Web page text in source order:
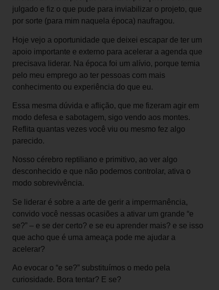
julgado e fiz o que pude para inviabilizar o projeto, que
por sorte (para mim naquela época) naufragou.
Hoje vejo a oportunidade que deixei escapar de ter um
apoio importante e externo para acelerar a agenda que
precisava liderar. Na época foi um alívio, porque temia
pelo meu emprego ao ter pessoas com mais
conhecimento ou experiência do que eu.
Essa mesma dúvida e aflição, que me fizeram agir em
modo defesa e sabotagem, sigo vendo aos montes.
Reflita quantas vezes você viu ou mesmo fez algo
parecido.
Nosso cérebro reptiliano e primitivo, ao ver algo
desconhecido e que não podemos controlar, ativa o
modo sobrevivência.
Se liderar é sobre a arte de gerir a impermanência,
convido você nessas ocasiões a ativar um grande “e
se?” – e se der certo? e se eu aprender mais? e se isso
que acho que é uma ameaça pode me ajudar a
acelerar?
Ao evocar o “e se?” substituímos o medo pela
curiosidade. Bora tentar? E se?